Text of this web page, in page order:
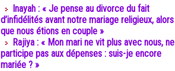
Inayah : « Je pense au divorce du fait
d’infidélités avant notre mariage religieux, alors
que nous étions en couple »
Rajiya : « Mon mari ne vit plus avec nous, ne
participe pas aux dépenses : suis-je encore
mariée ? »